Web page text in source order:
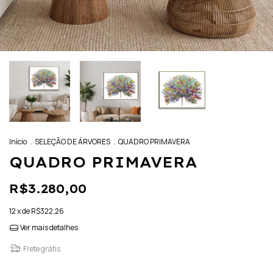
Início . SELEÇÃO DE ÁRVORES . QUADRO PRIMAVERA
QUADRO PRIMAVERA
R$3.280,00
12x deR$322,26
Ver mais detalhes
Frete grátis